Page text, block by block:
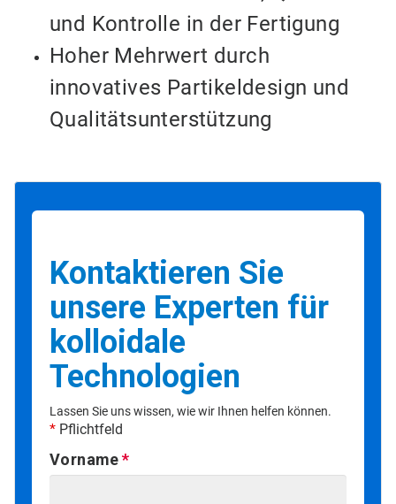
und Kontrolle in der Fertigung
Hoher Mehrwert durch
innovatives Partikeldesign und
Qualitätsunterstützung
Kontaktieren Sie
unsere Experten für
kolloidale
Technologien
Lassen Sie uns wissen, wie wir Ihnen helfen können.
* Pflichtfeld
Vorname